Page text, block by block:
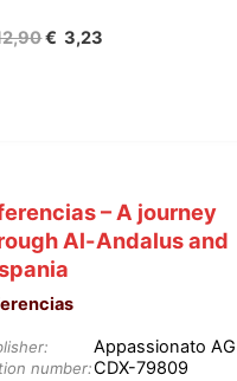
Oorspronkelijke
€ 3,23
– A journey
Al-Andalus and
Appassionato AG
number:CDX-79809